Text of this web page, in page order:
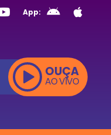
App:
OUÇA
AO VIVO